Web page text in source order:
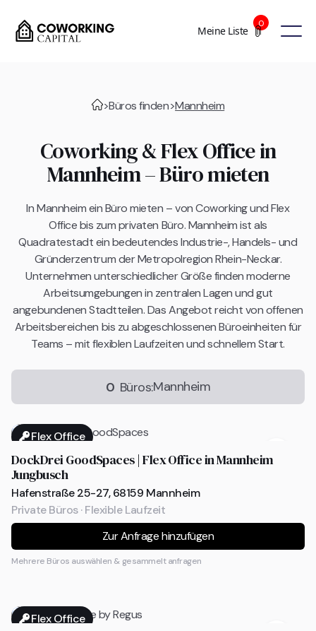
0
Meine Liste
>Büros finden>Mannheim
Coworking & Flex Office in
Mannheim – Büro mieten
In Mannheim ein Büro mieten – von Coworking und Flex
Office bis zum privaten Büro. Mannheim ist als
Quadratestadt ein bedeutendes Industrie-, Handels- und
Gründerzentrum der Metropolregion Rhein-Neckar.
Unternehmen unterschiedlicher Größe finden moderne
Arbeitsumgebungen in zentralen Lagen und gut
angebundenen Stadtteilen. Das Angebot reicht von offenen
Arbeitsbereichen bis zu abgeschlossenen Büroeinheiten für
Teams – mit flexiblen Laufzeiten und schnellem Start.
0 Büros:Mannheim
Flex Office
DockDrei GoodSpaces | Flex Office in Mannheim
Jungbusch
Hafenstraße 25-27, 68159 Mannheim
Private Büros · Flexible Laufzeit
Zur Anfrage hinzufügen
Mehrere Büros auswählen & gesammelt anfragen
Flex Office